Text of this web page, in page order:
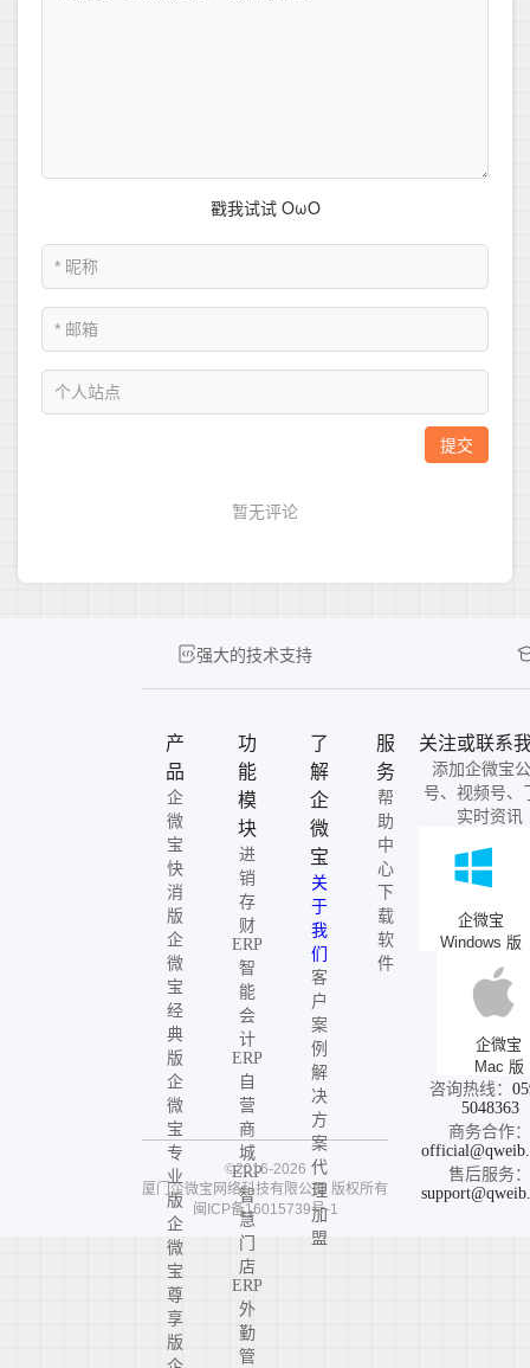
强大的技术支持
产
品
企
微
宝
快
消
版
企
微
宝
经
典
版
企
微
宝
专
业
版
企
微
宝
尊
享
版
功
能
模
块
进
销
存
财
ERP
智
能
会
计
ERP
自
营
商
城
ERP
智
慧
门
店
ERP
外
勤
管
了
解
企
微
宝
关
于
我
们
客
户
案
例
解
决
方
案
代
理
加
盟
服
务
帮
助
中
心
下
载
软
件
关注或联系
添加企微宝
号、视频号、
实时资讯
企微宝
Windows 版
企微宝
Mac 版
咨询热线：
5048363
商务合作：
售后服务：
©2016-2026
厦门企微宝网络科技有限公司 版权所有
闽ICP备16015739号-1